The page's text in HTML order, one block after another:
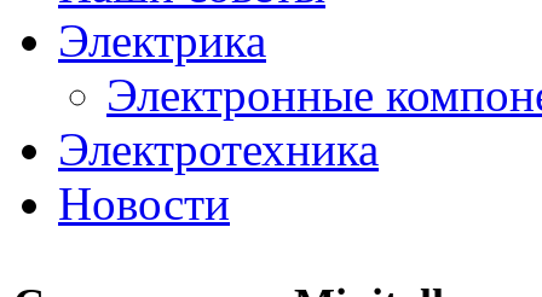
Электрика
Электронные
Электротехника
Новости